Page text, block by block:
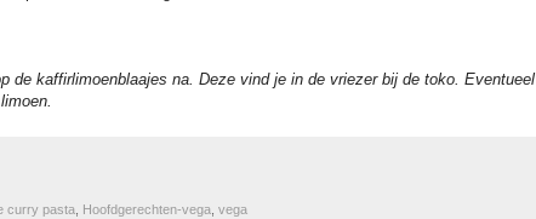
de kaffirlimoenblaajes na. Deze vind je in de vriezer bij de toko. Eventueel
curry pasta Hoofdgerechten-vega ,vega